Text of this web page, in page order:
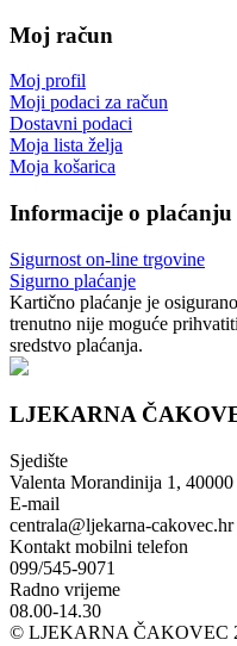
Moj račun
Moj profil
Moji podaci za račun
Dostavni podaci
Moja lista želja
Moja košarica
Informacije o plaćanju
Sigurnost on-line trgovine
Sigurno plaćanje
Kartično plaćanje je
trenutno nije moguće
sredstvo plaćanja.
LJEKARNA
Sjedište
Valenta Morandinija 1,
E-mail
centrala@ljekarna-cakovec.hr
Kontakt mobilni telefon
099/545-9071
Radno vrijeme
08.00-14.30
© LJEKARNA ČAKOVEC